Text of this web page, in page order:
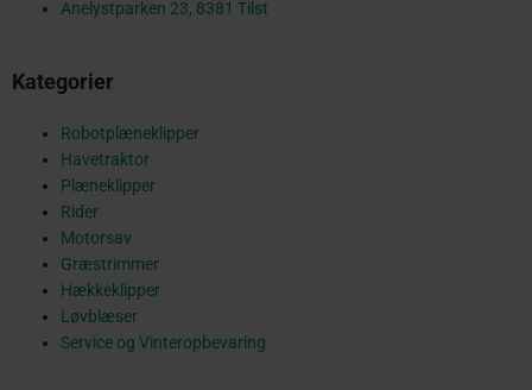
b
k
Anelystparken 23, 8381 Tilst
Kategorier
Robotplæneklipper
Havetraktor
Plæneklipper
Rider
Motorsav
Græstrimmer
Hækkeklipper
Løvblæser
Service og Vinteropbevaring